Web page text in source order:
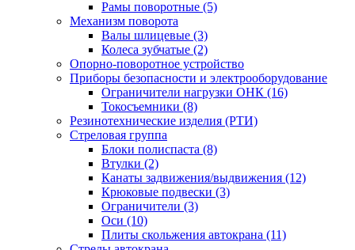
Рамы поворотные (5)
Механизм поворота
Валы шлицевые (3)
Колеса зубчатые (2)
Опорно-поворотное устройство
Приборы безопасности и электрооборудование
Ограничители нагрузки ОНК (16)
Токосъемники (8)
Резинотехнические изделия (РТИ)
Стреловая группа
Блоки полиспаста (8)
Втулки (2)
Канаты задвижения/выдвижения (12)
Крюковые подвески (3)
Ограничители (3)
Оси (10)
Плиты скольжения автокрана (11)